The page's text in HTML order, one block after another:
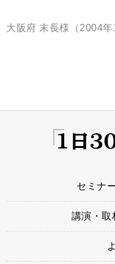
大阪府 末長様（2004年
セミナ
講演・取